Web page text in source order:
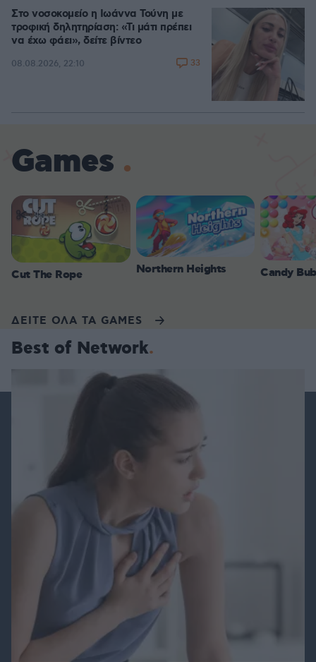
Στο νοσοκομείο η Ιωάννα Τούνη με
τροφική δηλητηρίαση: «Τι μάτι πρέπει
να έχω φάει», δείτε βίντεο
08.08.2026, 22:10 33
Games
Cut The Rope Northern Heights Candy
ΔΕΙΤΕ ΟΛΑ ΤΑ GAMES
Best of Network